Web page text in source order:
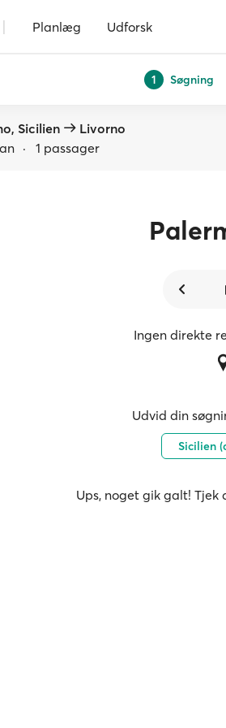
| Planlæg Udforsk
1 Søgning
Sicilien
Livorno
· 1 passager
Ingen direkte
Udvid din
Sicilien
Ups, noget gik galt!